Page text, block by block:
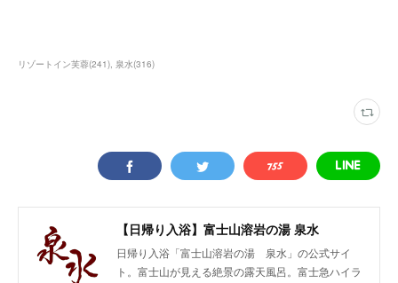
リゾートイン芙蓉(241) 泉水(316)
【日帰り入浴】富士山溶岩の湯 泉水
日帰り入浴「富士山溶岩の湯 泉水」の公式サイ
ト。富士山が見える絶景の露天風呂。富士急ハイラ